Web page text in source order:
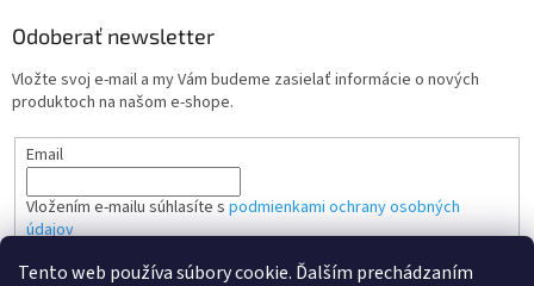
Tento web používa súbory cookie. Ďalším prechádzaním
Odoberať newsletter
Vložte svoj e-mail a my Vám budeme zasielať informácie o nových
produktoch na našom e-shope.
Email
Vložením e-mailu súhlasíte s podmienkami ochrany osobných
údajov